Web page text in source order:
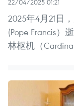
22/04/2025 01:21
2025年4月21日
(Pope Francis）
林枢机（